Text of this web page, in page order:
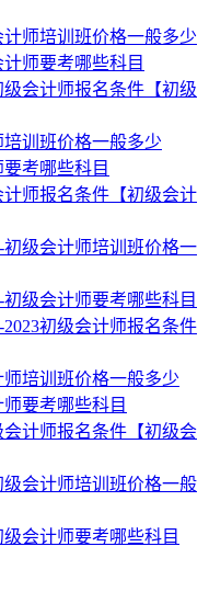
师培训班价格一般多少
师要考哪些科目
会计师报名条件【初级
训班价格一般多少
考哪些科目
师报名条件【初级会计
级会计师培训班价格一
级会计师要考哪些科目
初级会计师报名条件
培训班价格一般多少
要考哪些科目
计师报名条件【初级会
会计师培训班价格一般
会计师要考哪些科目